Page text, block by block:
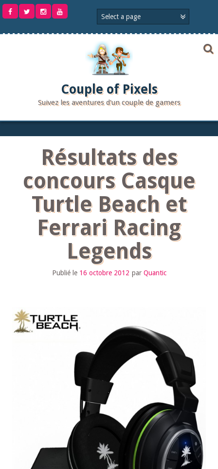
Aller
Couple of Pixels
Suivez les aventures d'un couple de gamers
Résultats des
concours Casque
Turtle Beach et
Ferrari Racing
Legends
Publié le 16 octobre 2012 par Quantic